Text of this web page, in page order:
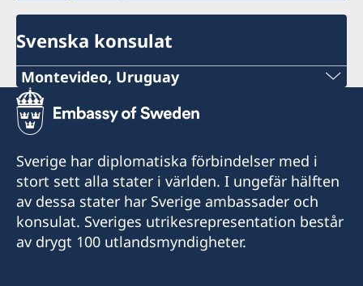
Svenska konsulat
Montevideo, Uruguay
Tel:
+598 2914 7477
E-mail:
info@suecia.consuladouy.com
Rambla 25 de Agosto 318, Apto. 802, esq. Colón
Sverige har diplomatiska förbindelser med i
stort sett alla stater i världen. I ungefär hälften
av dessa stater har Sverige ambassader och
konsulat. Sveriges utrikesrepresentation består
av drygt 100 utlandsmyndigheter.